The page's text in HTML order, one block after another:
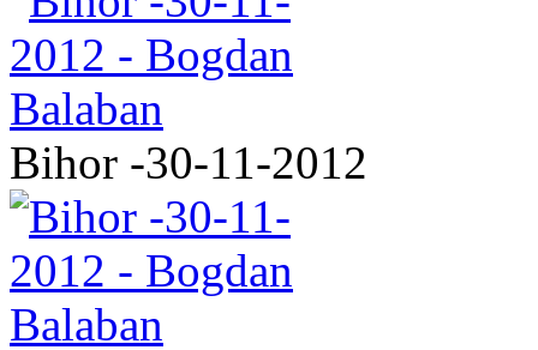
Bihor -30-11-2012